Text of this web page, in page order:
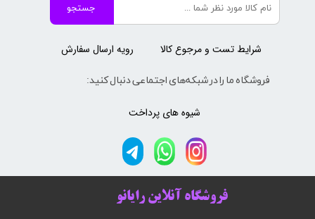
فروشگاه آنلاین رایانو
جستجو
فروشگاه ما را در شبکه‌های اجتماعی دنبال کنید:
رویه ارسال سفارش
شیوه های پرداخت
شرایط تست و مرجوع کالا